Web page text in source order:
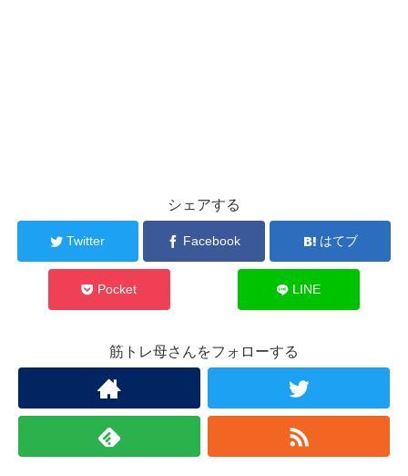
シェアする
Twitter Facebook はてブ
Pocket LINE
筋トレ母さんをフォローする